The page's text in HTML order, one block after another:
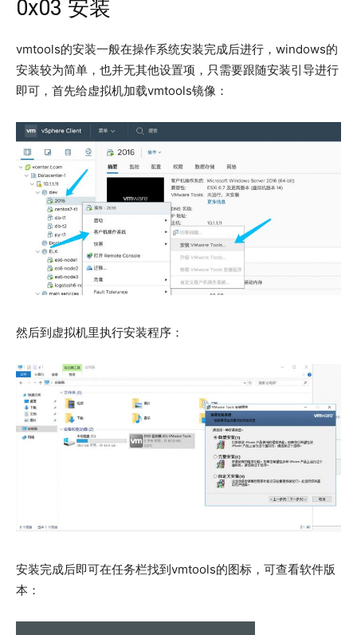
0x03 安装
vmtools的安装一般在操作系统安装完成后进行，windows的
安装较为简单，也并无其他设置项，只需要跟随安装引导进行
即可，首先给虚拟机加载vmtools镜像：
然后到虚拟机里执行安装程序：
安装完成后即可在任务栏找到vmtools的图标，可查看软件版
本：